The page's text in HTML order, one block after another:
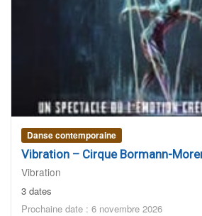
Danse contemporaine
Vibration – Cirque Bormann-
Vibration
3 dates
Prochaine date : 6 novembre 2026